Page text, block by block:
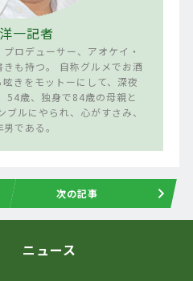
一記者
ロデューサー、アオケイ・
も持つ。 自称グルメでお酒
きをモットーにして、深夜
54歳、独身で84歳の母親と
ルにやられ、心がすさみ、
である。
次の記事
ニュース